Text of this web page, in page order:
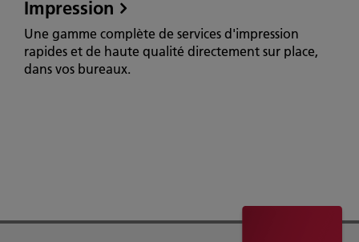
Impression
Une gamme complète de services d'impression
rapides et de haute qualité directement sur place,
dans vos bureaux.